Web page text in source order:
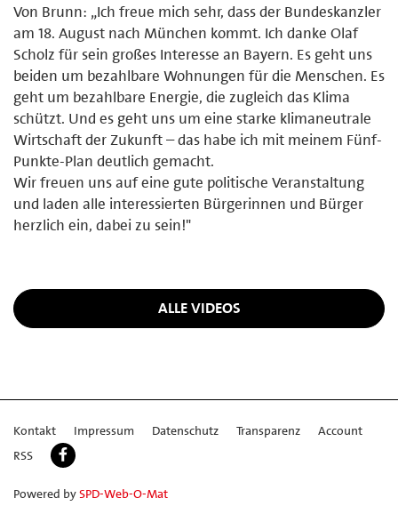
Von Brunn: „Ich freue mich sehr, dass der Bundeskanzler
am 18. August nach München kommt. Ich danke Olaf
Scholz für sein großes Interesse an Bayern. Es geht uns
beiden um bezahlbare Wohnungen für die Menschen. Es
geht um bezahlbare Energie, die zugleich das Klima
schützt. Und es geht uns um eine starke klimaneutrale
Wirtschaft der Zukunft – das habe ich mit meinem Fünf-
Punkte-Plan deutlich gemacht.
Wir freuen uns auf eine gute politische Veranstaltung
und laden alle interessierten Bürgerinnen und Bürger
herzlich ein, dabei zu sein!"
ALLE VIDEOS
Kontakt Impressum Datenschutz Transparenz
Account
RSS
Powered bySPD-Web-O-Mat